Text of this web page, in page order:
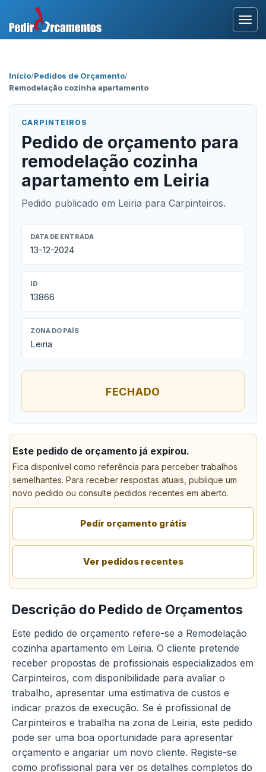
Início/Pedidos de Orçamento/
Remodelação cozinha apartamento
CARPINTEIROS
Pedido de orçamento para
remodelação cozinha
apartamento em Leiria
Pedido publicado em Leiria para Carpinteiros.
DATA DE ENTRADA
13-12-2024
ID
13866
ZONA DO PAÍS
Leiria
FECHADO
Este pedido de orçamento já expirou.
Fica disponível como referência para perceber trabalhos
semelhantes. Para receber respostas atuais, publique um
novo pedido ou consulte pedidos recentes em aberto.
Pedir orçamento grátis
Ver pedidos recentes
Descrição do Pedido de Orçamentos
Este pedido de orçamento refere-se a Remodelação
cozinha apartamento em Leiria. O cliente pretende
receber propostas de profissionais especializados em
Carpinteiros, com disponibilidade para avaliar o
trabalho, apresentar uma estimativa de custos e
indicar prazos de execução. Se é profissional de
Carpinteiros e trabalha na zona de Leiria, este pedido
pode ser uma boa oportunidade para apresentar
orçamento e angariar um novo cliente. Registe-se
como profissional para ver os detalhes completos do
Área Profissional
Como Funciona?
Testemunhos